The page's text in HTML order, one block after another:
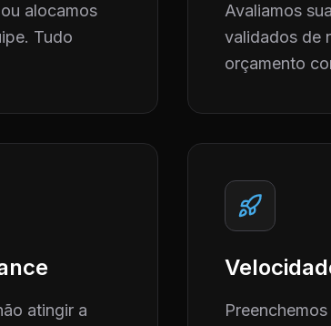
alocamos
Tudo
Avaliamos
validados de
orçamento
atingir a